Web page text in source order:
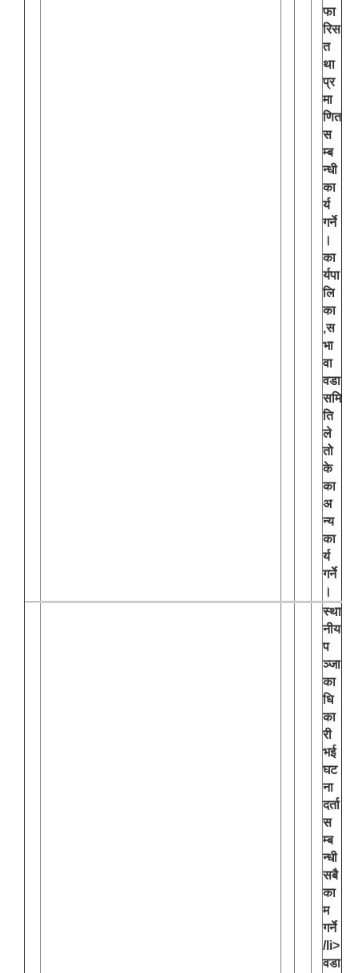
फा
रिस
त
था
प्र
मा
णित
स
म्ब
न्धी
का
र्य
गर्ने
।
का
र्यपा
लि
का
,स
भा
वा
वडा
समि
ति
ले
तो
के
का
अ
न्य
का
र्य
गर्ने
।
स्था
नीय
प
ञ्जा
का
धि
का
री
भई
घट
ना
दर्ता
स
म्ब
न्धी
सबै
का
म
गर्ने
/li>
वडा